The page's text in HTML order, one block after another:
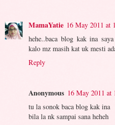
MamaYatie 16 May 2011 at
hehe..baca blog kak ina
kalo mz masih kat uk mesti
Reply
Anonymous 16 May 2011 at
tu la sonok baca blog kak ina
bila la nk sampai sana heheh